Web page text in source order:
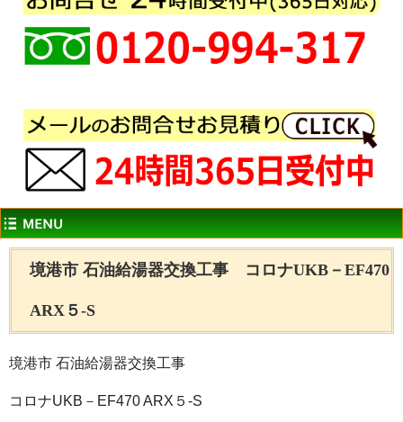
境港市 石油給湯器交換工事 コロナUKB－EF470
ARX５-S
境港市 石油給湯器交換工事
コロナUKB－EF470 ARX５-S